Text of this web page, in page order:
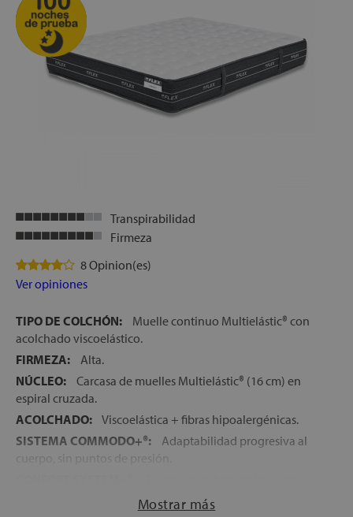
Transpirabilidad
Firmeza
8 Opinion(es)
Ver opiniones
TIPO DE COLCHÓN:
Muelle continuo Multielástic® con
acolchado viscoelástico.
FIRMEZA:
Alta.
NÚCLEO:
Carcasa de muelles Multielástic® (16 cm) en
espiral cruzada.
ACOLCHADO: Viscoelástica + fibras hipoalergénicas.
SISTEMA COMMODO+®:
Adaptabilidad progresiva al
cuerpo, sin puntos de presión.
peso y mayor adaptabilidad.Mostrar más